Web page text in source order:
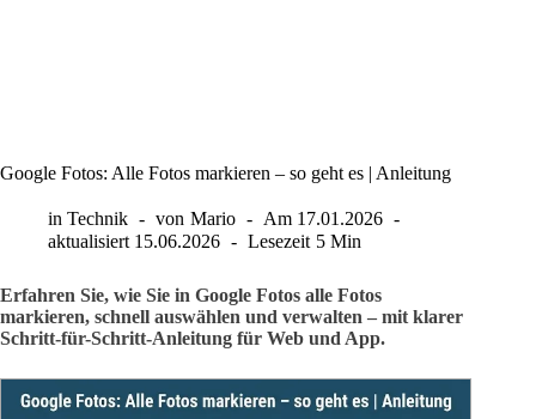
Google Fotos: Alle Fotos markieren – so geht es | Anleitung
in Technik von Mario Am 17.01.2026
aktualisiert 15.06.2026 Lesezeit 5 Min
Erfahren Sie, wie Sie in Google Fotos alle Fotos
markieren, schnell auswählen und verwalten – mit klarer
Schritt-für-Schritt-Anleitung für Web und App.